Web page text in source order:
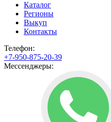
Каталог
Регионы
Выкуп
Контакты
Телефон:
+7-950-875-20-39
Мессенджеры: